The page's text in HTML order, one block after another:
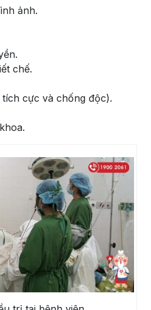
ảnh.
chế.
cực và chống độc).